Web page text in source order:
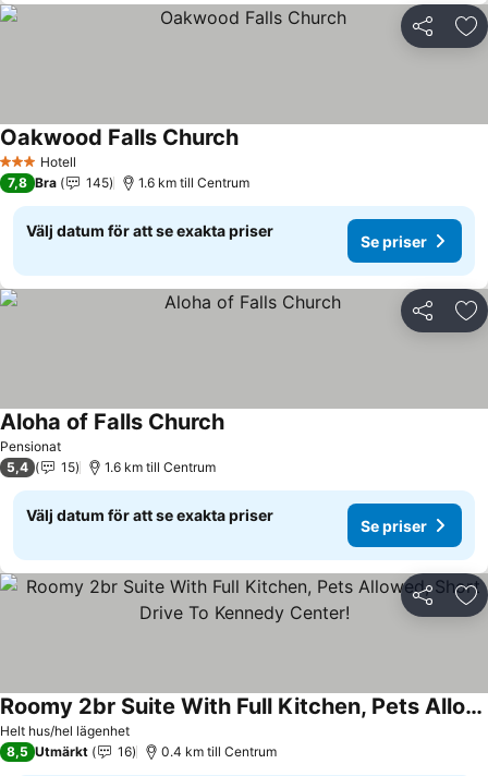
Dela
3 StjärnorHotell
Oakwood Falls ChurchSe priser
7,8 Bra 145 1.6 km till Centrum
Välj datum för att se exakta priser
Se priser
Dela
Pensionat
Aloha of Falls ChurchSe priser
5,4 15 1.6 km till Centrum
Välj datum för att se exakta priser
Se priser
Dela
Helt hus/hel lägenhet
Roomy 2br Suite With Full Kitchen, Pets Allowed, Short Drive To Kennedy Center!
Se priser
8,5 Utmärkt 16 0.4 km till Centrum